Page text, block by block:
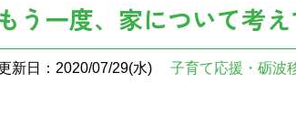
う一度、家について考
新日：2020/07/29(水) 子育て応援・砺波